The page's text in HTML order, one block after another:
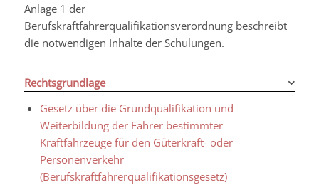
Anlage 1 der
Berufskraftfahrerqualifikationsverordnung beschreibt
die notwendigen Inhalte der Schulungen.
Rechtsgrundlage
Gesetz über die Grundqualifikation und
Weiterbildung der Fahrer bestimmter
Kraftfahrzeuge für den Güterkraft- oder
Personenverkehr
(Berufskraftfahrerqualifikationsgesetz)